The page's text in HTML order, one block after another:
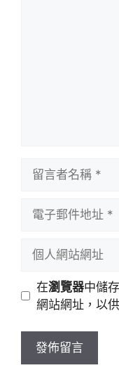
址
站
址
在瀏覽器中儲
網站網址，以